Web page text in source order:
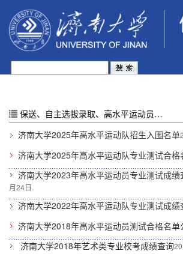
保送、自主选拔录取、高水平运动员和艺术特长生招生等特殊类型招生入选考生资格及测试结果
济南大学2025年高水平运动队招生入围名单
济南大学2025年高水平运动队专业测试合格
济南大学2023年高水平运动员专业测试成绩
月24日
济南大学2022年高水平运动队专业测试成绩
济南大学2018年高水平运动员测试合格名单
济南大学2018年艺术类专业校考成绩查询